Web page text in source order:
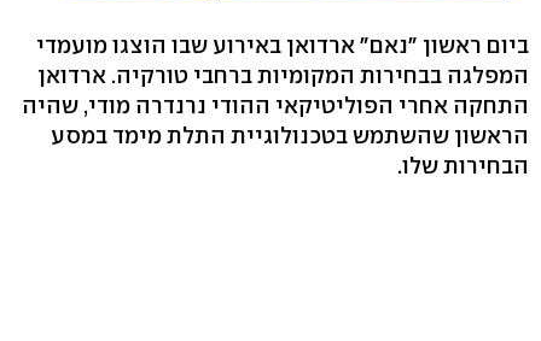
ביום ראשון "נאם" ארדואן באירוע שבו הוצגו מועמדי
המפלגה בבחירות המקומיות ברחבי טורקיה. ארדואן
התחקה אחרי הפוליטיקאי ההודי נרנדרה מודי, שהיה
הראשון שהשתמש בטכנולוגיית התלת מימד במסע
הבחירות שלו.